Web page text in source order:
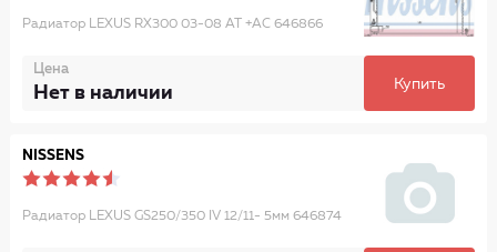
Радиатор LEXUS RX300 03-08 AT +AC 646866
Цена
Нет в наличии Купить
NISSENS
Радиатор LEXUS GS250/350 IV 12/11- 5мм 646874